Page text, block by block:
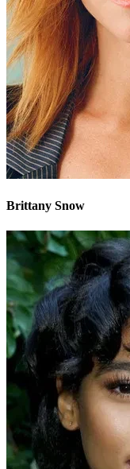
Brittany Snow